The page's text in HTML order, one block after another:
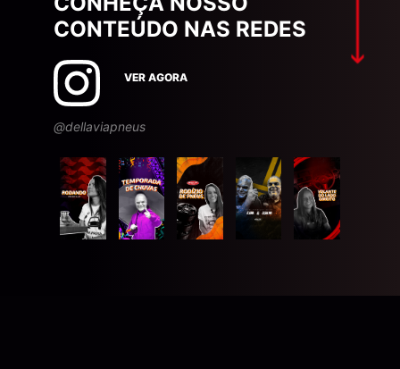
CONTEÚDO NAS REDES
VER AGORA
@dellaviapneus